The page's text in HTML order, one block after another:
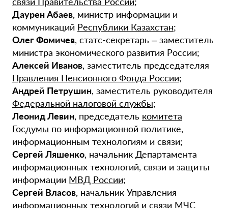
Даурен Абаев, министр информации и
коммуникаций Республики Казахстан;
Олег Фомичев, статс-секретарь – заместитель
министра экономического развития России;
Алексей Иванов, заместитель председателяя
Правления Пенсионного Фонда России;
Андрей Петрушин, заместитель руководителя
Федеральной налоговой службы;
Леонид Левин, председатель комитета
Госдумы по информационной политике,
информационным технологиям и связи;
Сергей Ляшенко, начальник Департамента
информационных технологий, связи и защиты
информации МВД России;
Сергей Власов, начальник Управления
информационных технологий и связи МЧС